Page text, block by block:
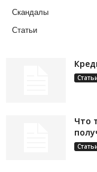
Скандалы
Статьи
Что